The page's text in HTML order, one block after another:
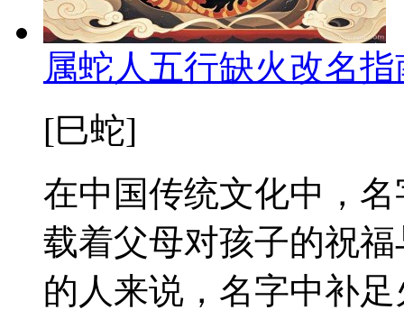
属蛇人五行缺火改名
[巳蛇]
在中国传统文化中，
载着父母对孩子的祝
的人来说，名字中补